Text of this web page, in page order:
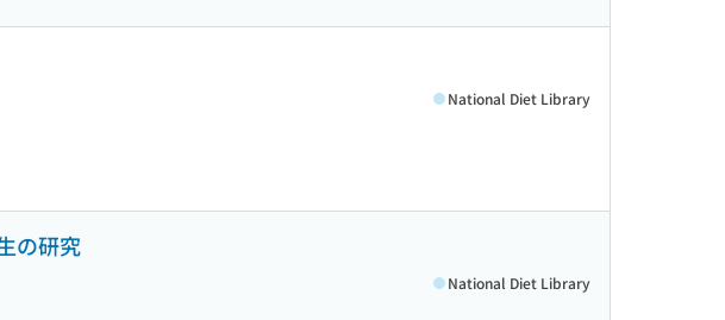
National Diet Library
の研究
National Diet Library